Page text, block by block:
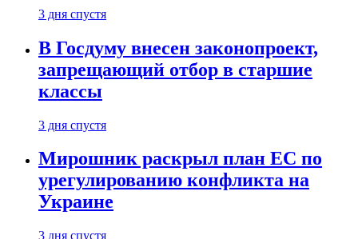
3 дня спустя
В Госдуму внесен законопроект,
запрещающий отбор в старшие
классы
3 дня спустя
Мирошник раскрыл план ЕС по
урегулированию конфликта на
Украине
3 дня спустя